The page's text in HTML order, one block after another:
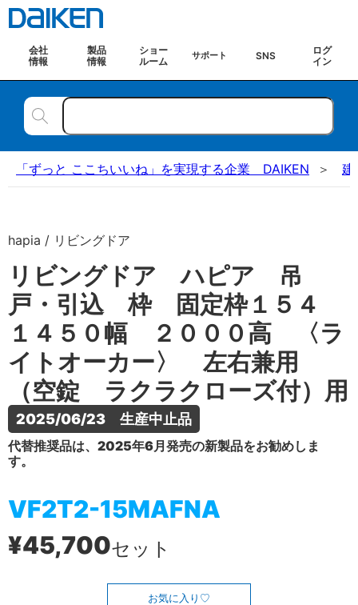
会社
情報
製品
情報
ショー
ルーム
サポート SNS
ログ
イン
「ずっと ここちいいね」を実現する企業 DAIKEN 建
hapia / リビングドア
リビングドア ハピア 吊
戸・引込 枠 固定枠１５４
１４５０幅 ２０００高 〈ラ
イトオーカー〉 左右兼用
（空錠 ラクラクローズ付）用
2025/06/23　生産中止品
代替推奨品は、2025年6月発売の新製品をお勧めしま
す。
VF2T2-15MAFNA
¥45,700セット
お気に入り